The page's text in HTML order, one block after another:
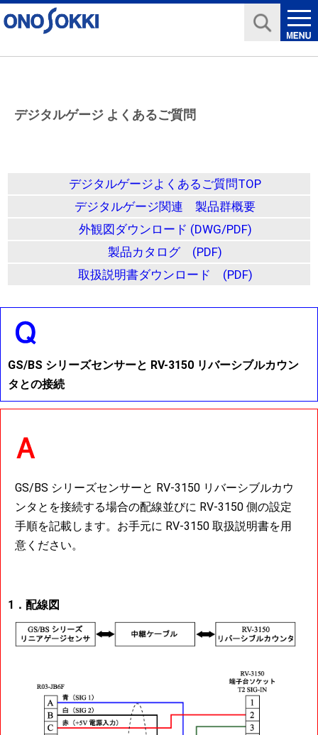
デジタルゲージ よくあるご質問
デジタルゲージよくあるご質問TOP
デジタルゲージ関連 製品群概要
外観図ダウンロード (DWG/PDF)
製品カタログ (PDF)
取扱説明書ダウンロード (PDF)
GS/BS シリーズセンサーと RV-3150 リバーシブルカウン
タとの接続
GS/BS シリーズセンサーと RV-3150 リバーシブルカウ
ンタとを接続する場合の配線並びに RV-3150 側の設定
手順を記載します。お手元に RV-3150 取扱説明書を用
意ください。
1．配線図